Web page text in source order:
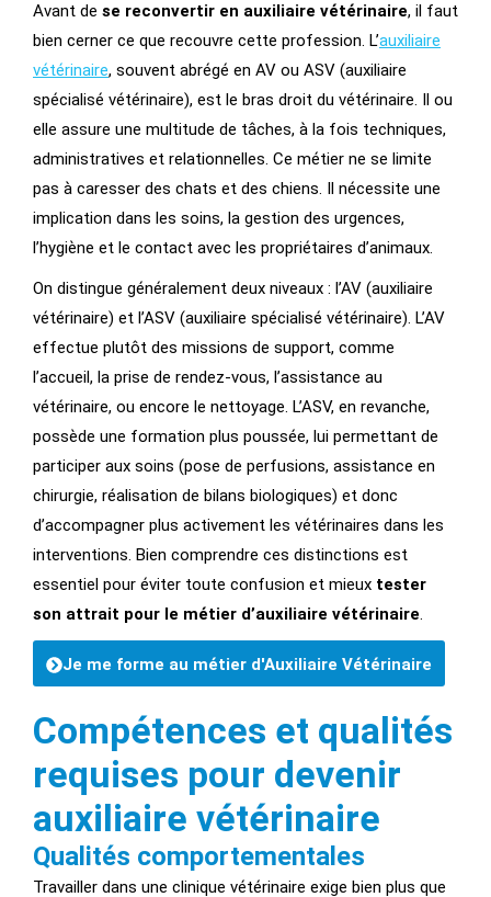
Avant de se reconvertir en auxiliaire vétérinaire, il faut
bien cerner ce que recouvre cette profession. L’auxiliaire
vétérinaire, souvent abrégé en AV ou ASV (auxiliaire
spécialisé vétérinaire), est le bras droit du vétérinaire. Il ou
elle assure une multitude de tâches, à la fois techniques,
administratives et relationnelles. Ce métier ne se limite
pas à caresser des chats et des chiens. Il nécessite une
implication dans les soins, la gestion des urgences,
l’hygiène et le contact avec les propriétaires d’animaux.
On distingue généralement deux niveaux : l’AV (auxiliaire
vétérinaire) et l’ASV (auxiliaire spécialisé vétérinaire). L’AV
effectue plutôt des missions de support, comme
l’accueil, la prise de rendez-vous, l’assistance au
vétérinaire, ou encore le nettoyage. L’ASV, en revanche,
possède une formation plus poussée, lui permettant de
participer aux soins (pose de perfusions, assistance en
chirurgie, réalisation de bilans biologiques) et donc
d’accompagner plus activement les vétérinaires dans les
interventions. Bien comprendre ces distinctions est
essentiel pour éviter toute confusion et mieux tester
son attrait pour le métier d’auxiliaire vétérinaire.
Je me forme au métier d'Auxiliaire Vétérinaire
Compétences et qualités
requises pour devenir
auxiliaire vétérinaire
Qualités comportementales
Travailler dans une clinique vétérinaire exige bien plus que